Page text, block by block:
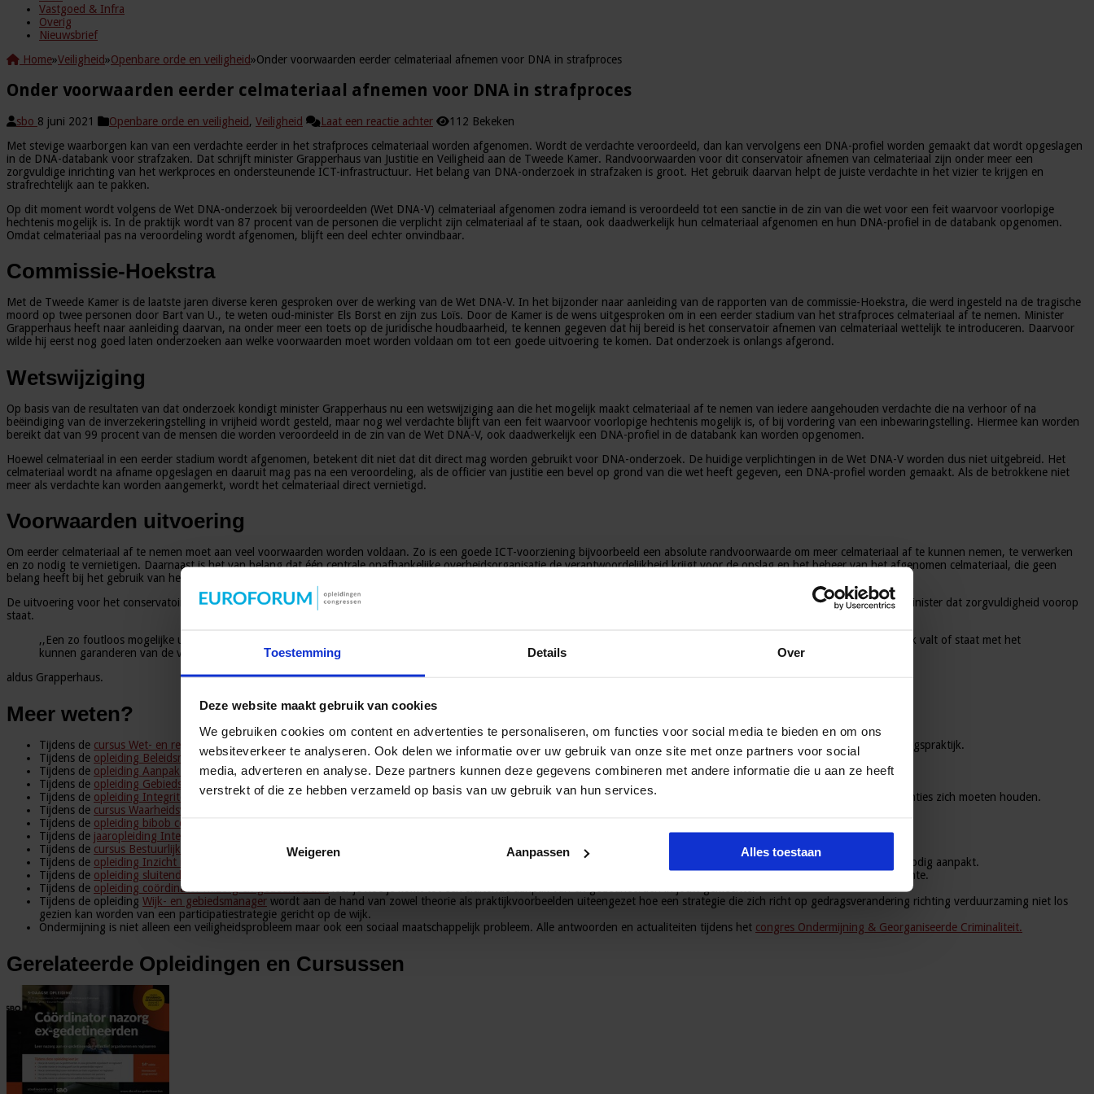
Toestemming Details Over
Deze website maakt gebruik van cookies
We gebruiken cookies om content en advertenties te personaliseren, om functies voor social media te bieden en om ons
websiteverkeer te analyseren. Ook delen we informatie over uw gebruik van onze site met onze partners voor social
media, adverteren en analyse. Deze partners kunnen deze gegevens combineren met andere informatie die u aan ze heeft
verstrekt of die ze hebben verzameld op basis van uw gebruik van hun services.
Weigeren Aanpassen Alles toestaan
Vastgoed & Infra
Overig
Nieuwsbrief
Home»Veiligheid»Openbare orde en veiligheid»Onder voorwaarden eerder celmateriaal afnemen voor DNA in strafproces
Onder voorwaarden eerder celmateriaal afnemen voor DNA in strafproces
sbo 8 juni 2021 Openbare orde en veiligheid, Veiligheid Laat een reactie achter
112 Bekeken
Met stevige waarborgen kan van een verdachte eerder in het strafproces celmateriaal worden afgenomen. Wordt de verdachte veroordeeld, dan kan vervolgens een DNA-profiel worden gemaakt dat wordt opgeslagen
in de DNA-databank voor strafzaken. Dat schrijft minister Grapperhaus van Justitie en Veiligheid aan de Tweede Kamer. Randvoorwaarden voor dit conservatoir afnemen van celmateriaal zijn onder meer een
zorgvuldige inrichting van het werkproces en ondersteunende ICT-infrastructuur. Het belang van DNA-onderzoek in strafzaken is groot. Het gebruik daarvan helpt de juiste verdachte in het vizier te krijgen en
strafrechtelijk aan te pakken.
Op dit moment wordt volgens de Wet DNA-onderzoek bij veroordeelden (Wet DNA-V) celmateriaal afgenomen zodra iemand is veroordeeld tot een sanctie in de zin van die wet voor een feit waarvoor voorlopige
hechtenis mogelijk is. In de praktijk wordt van 87 procent van de personen die verplicht zijn celmateriaal af te staan, ook daadwerkelijk hun celmateriaal afgenomen en hun DNA-profiel in de databank opgenomen.
Omdat celmateriaal pas na veroordeling wordt afgenomen, blijft een deel echter onvindbaar.
Commissie-Hoekstra
Met de Tweede Kamer is de laatste jaren diverse keren gesproken over de werking van de Wet DNA-V. In het bijzonder naar aanleiding van de rapporten van de commissie-Hoekstra, die werd ingesteld na de tragische
moord op twee personen door Bart van U., te weten oud-minister Els Borst en zijn zus Loïs. Door de Kamer is de wens uitgesproken om in een eerder stadium van het strafproces celmateriaal af te nemen. Minister
Grapperhaus heeft naar aanleiding daarvan, na onder meer een toets op de juridische houdbaarheid, te kennen gegeven dat hij bereid is het conservatoir afnemen van celmateriaal wettelijk te introduceren. Daarvoor
wilde hij eerst nog goed laten onderzoeken aan welke voorwaarden moet worden voldaan om tot een goede uitvoering te komen. Dat onderzoek is onlangs afgerond.
Wetswijziging
Op basis van de resultaten van dat onderzoek kondigt minister Grapperhaus nu een wetswijziging aan die het mogelijk maakt celmateriaal af te nemen van iedere aangehouden verdachte die na verhoor of na
beëindiging van de inverzekeringstelling in vrijheid wordt gesteld, maar nog wel verdachte blijft van een feit waarvoor voorlopige hechtenis mogelijk is, of bij vordering van een inbewaringstelling. Hiermee kan worden
bereikt dat van 99 procent van de mensen die worden veroordeeld in de zin van de Wet DNA-V, ook daadwerkelijk een DNA-profiel in de databank kan worden opgenomen.
Hoewel celmateriaal in een eerder stadium wordt afgenomen, betekent dit niet dat dit direct mag worden gebruikt voor DNA-onderzoek. De huidige verplichtingen in de Wet DNA-V worden dus niet uitgebreid. Het
celmateriaal wordt na afname opgeslagen en daaruit mag pas na een veroordeling, als de officier van justitie een bevel op grond van die wet heeft gegeven, een DNA-profiel worden gemaakt. Als de betrokkene niet
meer als verdachte kan worden aangemerkt, wordt het celmateriaal direct vernietigd.
Voorwaarden uitvoering
Om eerder celmateriaal af te nemen moet aan veel voorwaarden worden voldaan. Zo is een goede ICT-voorziening bijvoorbeeld een absolute randvoorwaarde om meer celmateriaal af te kunnen nemen, te verwerken
en zo nodig te vernietigen. Daarnaast is het van belang dat één centrale onafhankelijke overheidsorganisatie de verantwoordelijkheid krijgt voor de opslag en het beheer van het afgenomen celmateriaal, die geen
belang heeft bij het gebruik van het celmateriaal in het strafproces.
De uitvoering voor het conservatoir afnemen wordt nu verder uitgewerkt. Tegelijkertijd bevordert minister Grapperhaus dat een wetswijziging tot stand komt. Daarbij benadrukt de minister dat zorgvuldigheid voorop
staat.
,,Een zo foutloos mogelijke uitvoering acht ik een absolute randvoorwaarde voor het conservatoir afnemen van celmateriaal. De integriteit van een nieuwe wettelijke systematiek valt of staat met het
kunnen garanderen van de veiligheid van de opslag, het beheer, het transport en de vernietiging van het conservatoir afgenomen celmateriaal’’,
aldus Grapperhaus.
Meer weten?
Tijdens de cursus Wet- en regelgeving in Openbare Orde en Veiligheid
leer je van experts wat de (nieuwe) wetten op openbare orde en veiligheid betekenen voor jouw uitvoeringspraktijk.
Tijdens de opleiding Beleidsmedewerker Openbare Orde en Veiligheidleer je een lokaal integraal veiligheidsbeleid opstellen voor jouw gemeente.
Tijdens de opleiding Aanpak van jeugdcriminaliteit en jeugdgroepen leer je om met ketenpartners tot een preventieve integrale aanpak te komen
Tijdens de opleiding Gebiedsgerichte aanpak van leefbaarheid en veiligheid
leer je kwetsbare gebieden transformeren naar een veilige en leefbare omgeving
Tijdens de opleiding Integriteitscoordinator in het publieke domeinleer je hoe jouw organisatie voldoet aan de wettelijke en basisnormen integriteit waaraan alle overheidsinstanties zich moeten houden.
Tijdens de cursus Waarheidsvinding
Tijdens de opleiding bibob coördinator
Tijdens de jaaropleiding Integrale aanpak van ondermijning
leer je hoe je verantwoording aflegt over de aanpak van ondermijning in jouw regio.
Tijdens de cursus Bestuurlijke aanpak van ondermijningleer je hoe je voorkomt dat criminele organisaties zich vestigen in jouw gemeente.
Tijdens de opleiding Inzicht in de Criminologie
leer je wat de verschijningsvormen, oorzaken en gevolgen zijn van criminaliteit en hoe je deze waar mogelijk voorkomt en waar nodig aanpakt.
Tijdens de opleiding sluitende aanpak personen met verward gedrag
leer je hoe je de opvang en hulpverlening voor personen met verward gedrag organiseert in jouww gemeente.
Tijdens de opleiding coördinator nazorg ex-gedetineerden
Tijdens de opleiding Wijk- en gebiedsmanager wordt aan de hand van zowel theorie als praktijkvoorbeelden uiteengezet hoe een strategie die zich richt op gedragsverandering richting verduurzaming niet los
gezien kan worden van een participatiestrategie gericht op de wijk.
Ondermijning is niet alleen een veiligheidsprobleem maar ook een sociaal maatschappelijk probleem. Alle antwoorden en actualiteiten tijdens het congres Ondermijning & Georganiseerde Criminaliteit.
Gerelateerde Opleidingen en Cursussen